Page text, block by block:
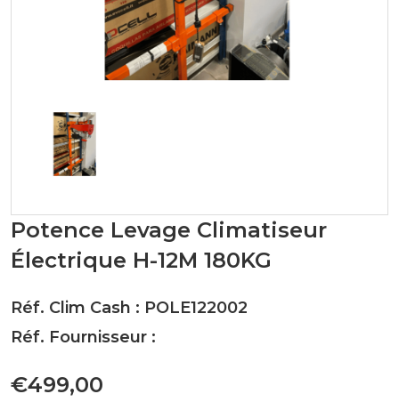
Potence Levage Climatiseur
Électrique H-12M 180KG
Réf. Clim Cash : POLE122002
Réf. Fournisseur :
€499,00